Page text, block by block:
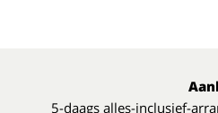
5-daags alles-inclusief-